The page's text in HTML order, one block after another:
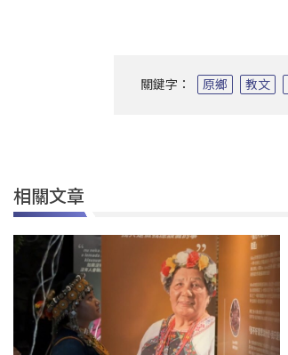
關鍵字： 原鄉 教文
相關文章